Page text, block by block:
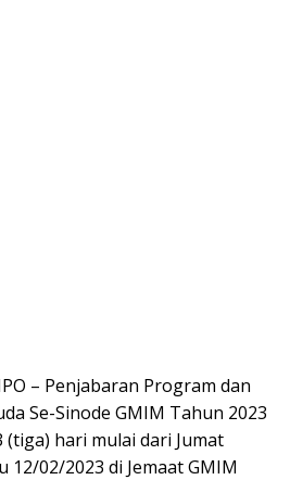
– Penjabaran Program dan
Se-Sinode GMIM Tahun 2023
(tiga) hari mulai dari Jumat
12/02/2023 di Jemaat GMIM